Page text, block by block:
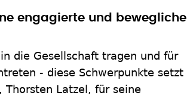
engagierte und bewegliche
die Gesellschaft tragen und für
- diese Schwerpunkte setzt
Thorsten Latzel, für seine